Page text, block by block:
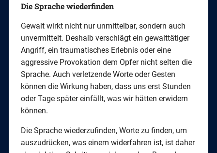
Die Sprache wiederfinden
Gewalt wirkt nicht nur unmittelbar, sondern auch
unvermittelt. Deshalb verschlägt ein gewalttätiger
Angriff, ein traumatisches Erlebnis oder eine
aggressive Provokation dem Opfer nicht selten die
Sprache. Auch verletzende Worte oder Gesten
können die Wirkung haben, dass uns erst Stunden
oder Tage später einfällt, was wir hätten erwidern
können.
Die Sprache wiederzufinden, Worte zu finden, um
auszudrücken, was einem widerfahren ist, ist daher